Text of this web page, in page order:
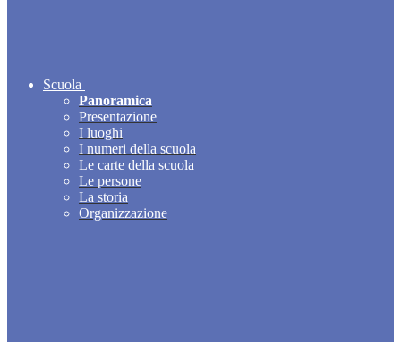
Scuola
Panoramica
Presentazione
I luoghi
I numeri della scuola
Le carte della scuola
Le persone
La storia
Organizzazione